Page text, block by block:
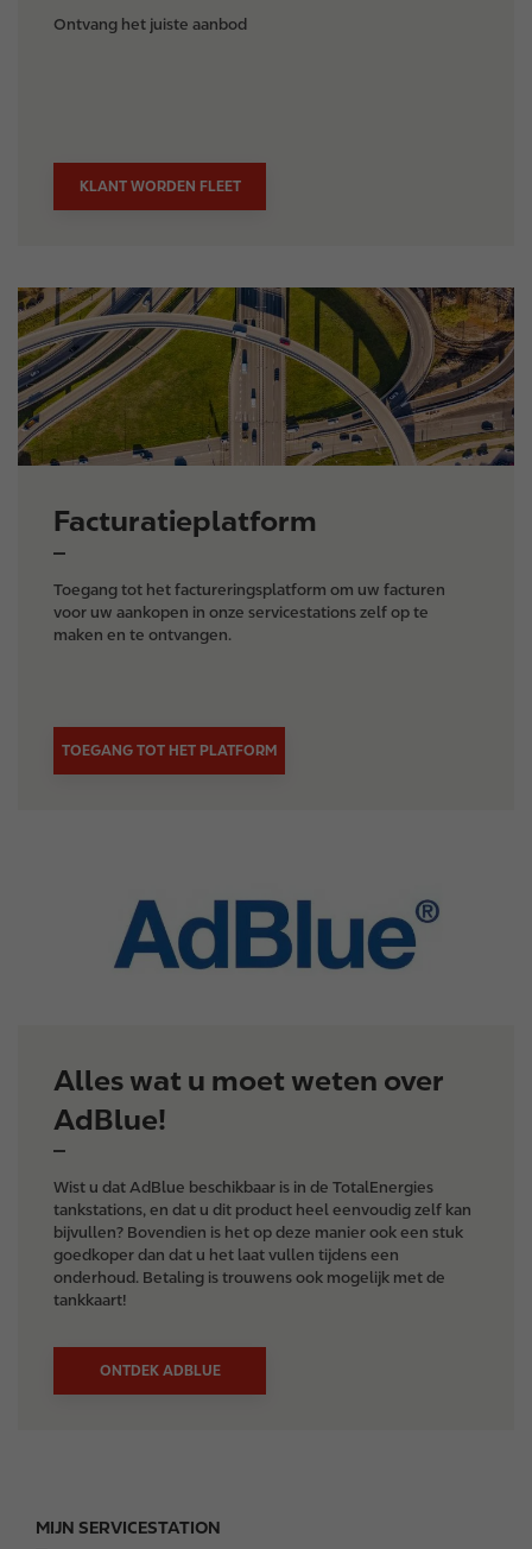
Ontvang het juiste aanbod
KLANT WORDEN FLEET
I
m
a
g
e
Facturatieplatform
Toegang tot het factureringsplatform om uw facturen
voor uw aankopen in onze servicestations zelf op te
maken en te ontvangen.
TOEGANG TOT HET PLATFORM
Alles wat u moet weten over
AdBlue!
Wist u dat AdBlue beschikbaar is in de TotalEnergies
tankstations, en dat u dit product heel eenvoudig zelf kan
bijvullen? Bovendien is het op deze manier ook een stuk
goedkoper dan dat u het laat vullen tijdens een
onderhoud. Betaling is trouwens ook mogelijk met de
tankkaart!
ONTDEK ADBLUE
F
MIJN SERVICESTATION